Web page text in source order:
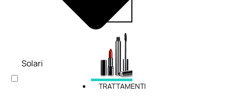
TRATTAMENTI
Solari